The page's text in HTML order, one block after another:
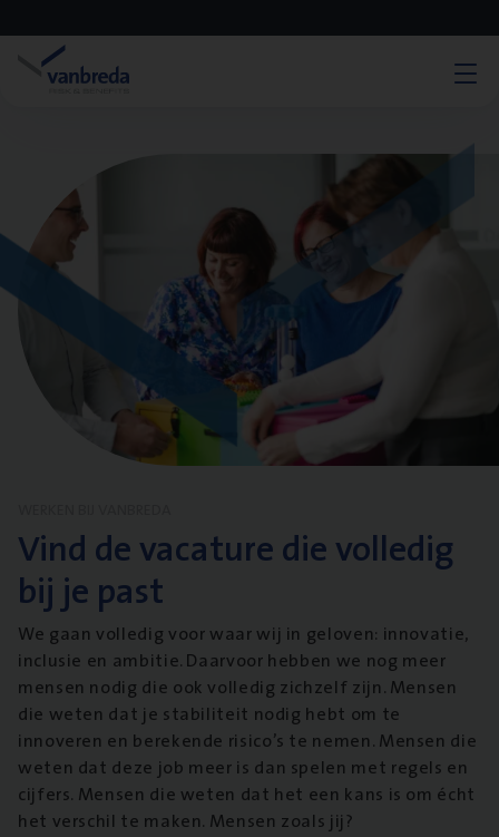
Vind de vacature die volledig
bij je past
We gaan volledig voor waar wij in geloven: innovatie,
inclusie en ambitie. Daarvoor hebben we nog meer
mensen nodig die ook volledig zichzelf zijn. Mensen
die weten dat je stabiliteit nodig hebt om te
innoveren en berekende risico’s te nemen. Mensen die
weten dat deze job meer is dan spelen met regels en
cijfers. Mensen die weten dat het een kans is om écht
het verschil te maken. Mensen zoals jij?